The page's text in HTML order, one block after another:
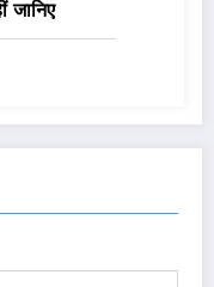
जानिए